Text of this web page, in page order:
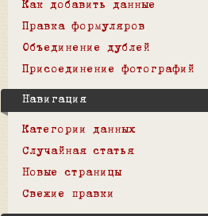
Как добавить данные
Правка формуляров
Объединение дублей
Присоединение фотографий
Навигация
Категории данных
Случайная статья
Новые страницы
Свежие правки